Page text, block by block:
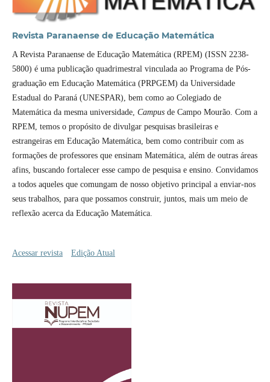
Revista Paranaense de Educação Matemática
A Revista Paranaense de Educação Matemática (RPEM) (ISSN 2238-
5800) é uma publicação quadrimestral vinculada ao Programa de Pós-
graduação em Educação Matemática (PRPGEM) da Universidade
Estadual do Paraná (UNESPAR), bem como ao Colegiado de
Matemática da mesma universidade, Campus de Campo Mourão. Com a
RPEM, temos o propósito de divulgar pesquisas brasileiras e
estrangeiras em Educação Matemática, bem como contribuir com as
formações de professores que ensinam Matemática, além de outras áreas
afins, buscando fortalecer esse campo de pesquisa e ensino. Convidamos
a todos aqueles que comungam de nosso objetivo principal a enviar-nos
seus trabalhos, para que possamos construir, juntos, mais um meio de
reflexão acerca da Educação Matemática.
Acessar revista Edição Atual